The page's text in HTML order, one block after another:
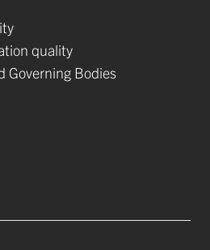
quality
Governing Bodies